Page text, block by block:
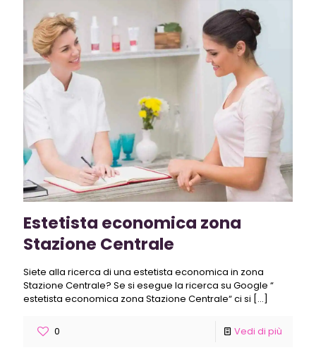
Estetista economica zona
Stazione Centrale
Siete alla ricerca di una estetista economica in zona
Stazione Centrale? Se si esegue la ricerca su Google “
estetista economica zona Stazione Centrale“ ci si […]
0 Vedi di più